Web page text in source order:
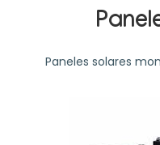
Paneles solares